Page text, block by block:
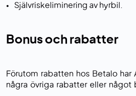
Självriskeliminering av hyrbil.
Bonus och rabatter
Förutom rabatten hos Betalo har
några övriga rabatter eller något